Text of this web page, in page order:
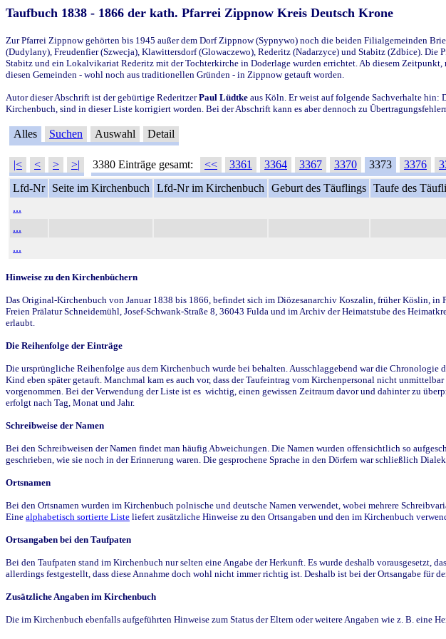
Taufbuch 1838 - 1866 der kath. Pfarrei Zippnow Kreis Deutsch Krone
Zur Pfarrei Zippnow gehörten bis 1945 außer dem Dorf Zippnow (Sypnywo) noch die beiden Filialgemeinden
(Dudylany), Freudenfier (Szwecja), Klawittersdorf (Glowaczewo), Rederitz (Nadarzyce) und Stabitz (Zdbice).
Stabitz und ein Lokalvikariat Rederitz mit der Tochterkirche in Doderlage wurden errichtet. Ab diesem
diesen Gemeinden - wohl noch aus traditionellen Gründen - in Zippnow getauft worden.
Autor dieser Abschrift ist der gebürtige RederitzerPaul Lüdtke aus Köln. Er weist auf folgende Sachverhalte
Kirchenbuch, sind in dieser Liste korrigiert worden. Bei der Abschrift kann es aber dennoch zu
Alles Suchen Auswahl Detail
|< < > >| 3380 Einträge gesamt: << 3361 3364 3367 3370 3373 3376
Lfd-Nr
Seite im Kirchenbuch Lfd-Nr im Kirchenbuch Geburt des Täuflings Taufe des
...
...
...
Hinweise zu den Kirchenbüchern
Das Original-Kirchenbuch von Januar 1838 bis 1866, befindet sich im Diözesanarchiv Koszalin, früher Köslin,
Freien Prälatur Schneidemühl, Josef-Schwank-Straße 8, 36043 Fulda und im Archiv der Heimatstube des
erlaubt.
Die Reihenfolge der Einträge
Die ursprüngliche Reihenfolge aus dem Kirchenbuch wurde bei behalten. Ausschlaggebend war die
Kind eben später getauft. Manchmal kam es auch vor, dass der Taufeintrag vom Kirchenpersonal nicht
vorgenommen. Bei der Verwendung der Liste ist es wichtig, einen gewissen Zeitraum davor und dahinter zu
erfolgt nach Tag, Monat und Jahr.
Schreibweise der Namen
Bei den Schreibweisen der Namen findet man häufig Abweichungen. Die Namen wurden offensichtlich so
geschrieben, wie sie noch in der Erinnerung waren. Die gesprochene Sprache in den Dörfern war schließlich
Ortsnamen
Bei den Ortsnamen wurden im Kirchenbuch polnische und deutsche Namen verwendet, wobei mehrere
Eine alphabetisch sortierte Liste liefert zusätzliche Hinweise zu den Ortsangaben und den im Kirchenbuch
Ortsangaben bei den Taufpaten
Bei den Taufpaten stand im Kirchenbuch nur selten eine Angabe der Herkunft. Es wurde deshalb vorausgesetzt,
allerdings festgestellt, dass diese Annahme doch wohl nicht immer richtig ist. Deshalb ist bei der Ortsangabe für
Zusätzliche Angaben im Kirchenbuch
Die im Kirchenbuch ebenfalls aufgeführten Hinweise zum Status der Eltern oder weitere Angaben wie z. B. eine